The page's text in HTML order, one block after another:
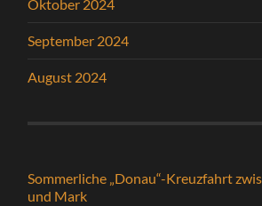
Oktober 2024
September 2024
August 2024
Sommerliche „Donau“-Kreuzfahrt
und Mark